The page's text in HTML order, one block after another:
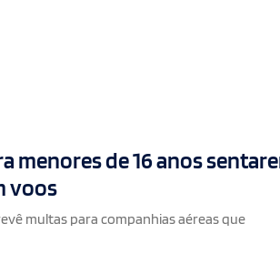
menores de 16 anos
voos
multas para companhias aéreas que